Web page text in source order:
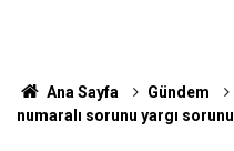
Ana Sayfa Gündem
numaralı sorunu yargı sorunu